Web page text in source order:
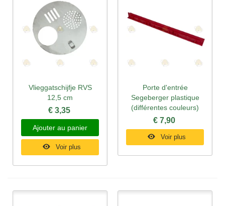
Vlieggatschijfje RVS
12,5 cm
€ 3,35
Ajouter au panier
Voir plus
Porte d'entrée
Segeberger plastique
(différentes couleurs)
€ 7,90
Voir plus